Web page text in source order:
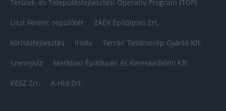
Terület- és Településfejlesztési Operatív Program (TOP)
Liszt Ferenc repülőtér ZÁÉV Építőipari Zrt.
kórházfejlesztés iroda Terrán Tetőcserép Gyártó Kft.
szennyvíz Merkbau Építőipari és Kereskedelmi Kft.
KÉSZ Zrt. A-Híd Zrt.